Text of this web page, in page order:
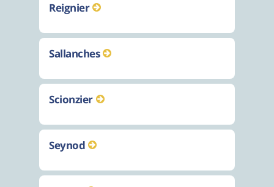
Reignier
Sallanches
Scionzier
Seynod